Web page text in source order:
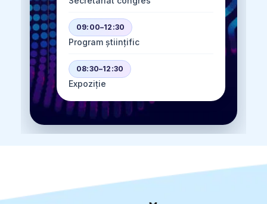
09:00–12:30
Program științific
08:30–12:30
Expoziție